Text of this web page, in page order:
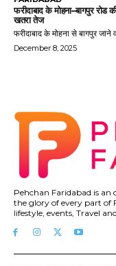
फरीदाबाद के मोहना–बागपुर
खतरा तेज
फरीदाबाद के मोहना से बागपुर जाने
December 8, 2025
Pehchan Faridabad is
the glory of every part of
lifestyle, events, Travel